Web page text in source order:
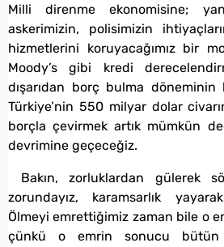
Milli direnme ekonomisine;
askerimizin, polisimizin
hizmetlerini koruyacağımız bir
Moody’s gibi kredi
dışarıdan borç bulma
Türkiye’nin 550 milyar dolar
borçla çevirmek artık mümkün
devrimine geçeceğiz.
Bakın, zorluklardan gülerek
zorundayız, karamsarlık
Ölmeyi emrettiğimiz zaman bile o
çünkü o emrin sonucu bütün